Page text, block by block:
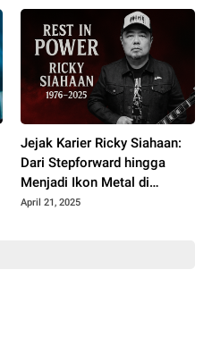
Jejak Karier Ricky Siahaan:
Dari Stepforward hingga
Menjadi Ikon Metal di
Seringai
April 21, 2025